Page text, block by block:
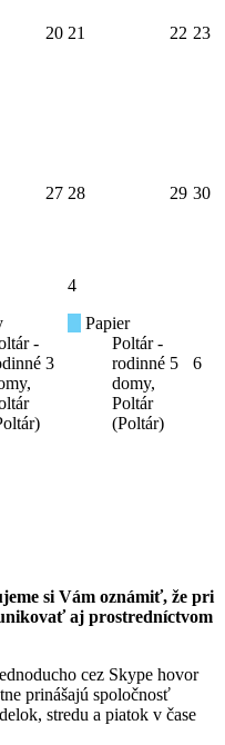
20 21 22 23
27 28 29 30
-
3
4
Papier
Poltár -
rodinné
domy,
Poltár
(Poltár)
5 6
si Vám oznámiť, že pri
aj prostredníctvom
cez Skype hovor
prinášajú spoločnosť
stredu a piatok v čase